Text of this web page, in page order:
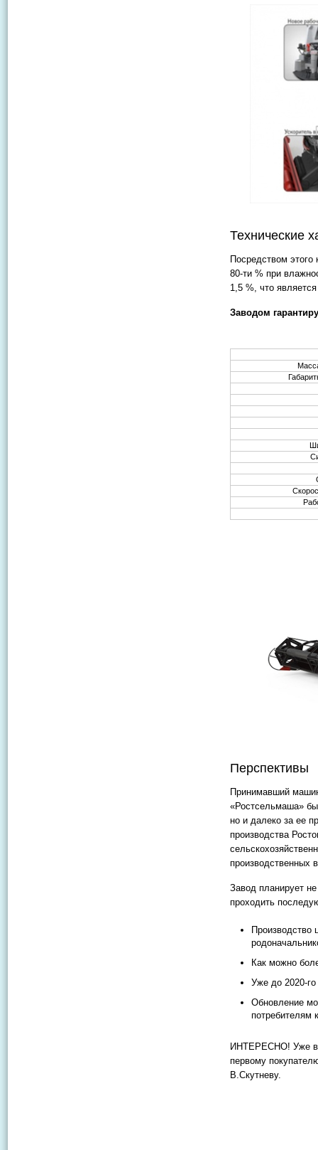
Технические
Посредством
80-ти % при
1,5 %, что
Заводом
Перспективы
Принимавший
«Ростсельмаша»
но и далеко за ее
производства
производственных
Завод планирует
проходить
Производство
Как можно
Уже до 2020-го
Обновление
потребителям
ИНТЕРЕСНО! Уже в
первому
В.Скутневу.